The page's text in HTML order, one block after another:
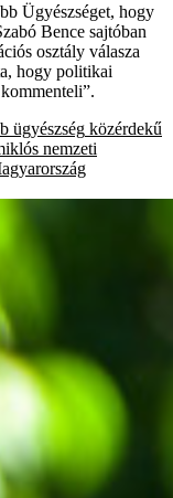
Ügyészséget, hogy
Bence sajtóban
osztály válasza
hogy politikai
ügyészség közérdekű
nemzeti